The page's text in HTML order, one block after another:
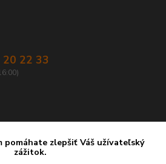
22 33
pomáhate zlepšiť Váš užívateľský
zážitok.